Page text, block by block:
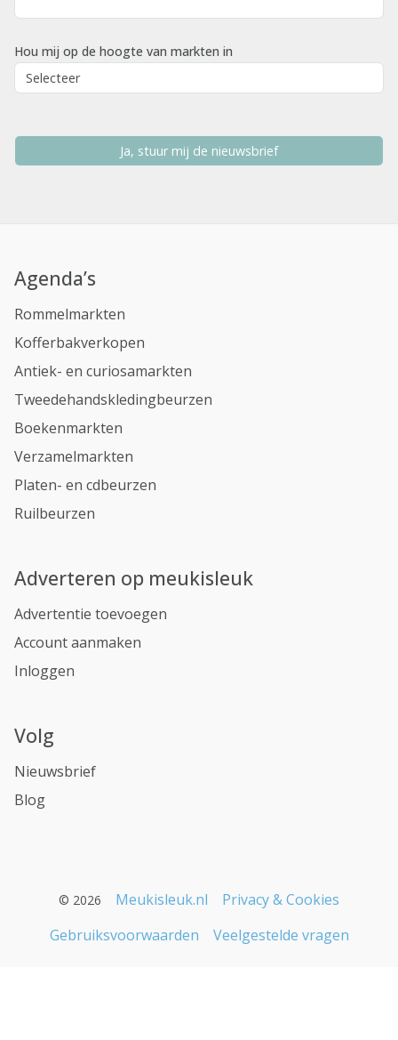
Hou mij op de hoogte van markten in
Ja, stuur mij de nieuwsbrief
Agenda’s
Rommelmarkten
Kofferbakverkopen
Antiek- en curiosamarkten
Tweedehandskledingbeurzen
Boekenmarkten
Verzamelmarkten
Platen- en cdbeurzen
Ruilbeurzen
Adverteren op meukisleuk
Advertentie toevoegen
Account aanmaken
Inloggen
Volg
Nieuwsbrief
Blog
© 2026 Meukisleuk.nl
Privacy & Cookies
Gebruiksvoorwaarden
Veelgestelde vragen